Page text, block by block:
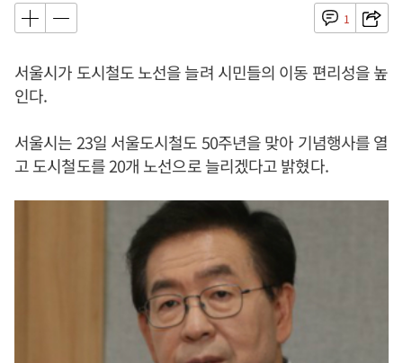
1
서울시가 도시철도 노선을 늘려 시민들의 이동 편리성을 높
인다.
서울시는 23일 서울도시철도 50주년을 맞아 기념행사를 열
고 도시철도를 20개 노선으로 늘리겠다고 밝혔다.